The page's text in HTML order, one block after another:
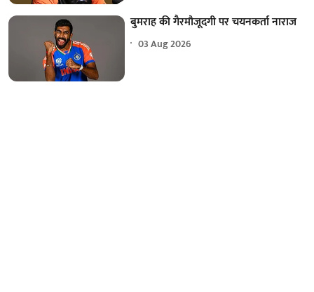
बुमराह की गैरमौजूदगी पर चयनकर्ता नाराज
03 Aug 2026